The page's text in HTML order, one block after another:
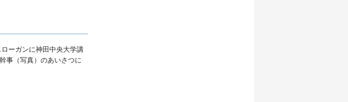
ーガンに神田中央大学講
事（写真）のあいさつに